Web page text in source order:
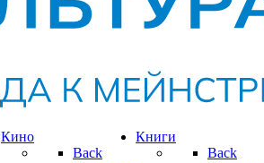
Кино
Back
Книги
Back